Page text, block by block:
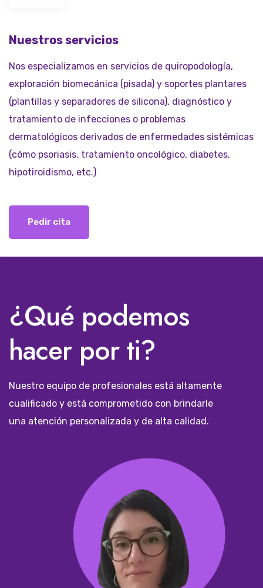
Nuestros servicios
Nos especializamos en servicios de quiropodología,
exploración biomecánica (pisada) y soportes plantares
(plantillas y separadores de silicona), diagnóstico y
tratamiento de infecciones o problemas
dermatológicos derivados de enfermedades sistémicas
(cómo psoriasis, tratamiento oncológico, diabetes,
hipotiroidismo, etc.)
Pedir cita
¿Qué podemos
hacer por ti?
Nuestro equipo de profesionales está altamente
cualificado y está comprometido con brindarle
una atención personalizada y de alta calidad.